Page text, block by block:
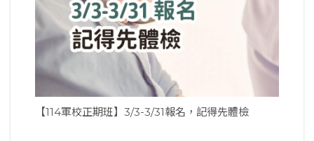
【114軍校正期班】3/3-3/31報名，記得先體檢